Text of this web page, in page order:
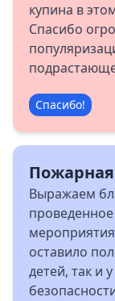
купина в
Спасибо
Спасибо!
Пожарная
Выражаем
оставило
детей, так и